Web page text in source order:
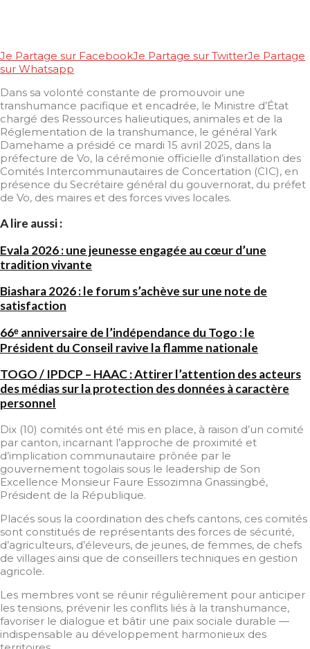
Je Partage sur FacebookJe Partage sur TwitterJe Partage
sur Whatsapp
Dans sa volonté constante de promouvoir une
transhumance pacifique et encadrée, le Ministre d’État
chargé des Ressources halieutiques, animales et de la
Réglementation de la transhumance, le général Yark
Damehame a présidé ce mardi 15 avril 2025, dans la
préfecture de Vo, la cérémonie officielle d’installation des
Comités Intercommunautaires de Concertation (CIC), en
présence du Secrétaire général du gouvernorat, du préfet
de Vo, des maires et des forces vives locales.
A lire aussi :
Evala 2026 : une jeunesse engagée au cœur d’une
tradition vivante
Biashara 2026 : le forum s’achève sur une note de
satisfaction
66ᵉ anniversaire de l’indépendance du Togo : le
Président du Conseil ravive la flamme nationale
TOGO / IPDCP – HAAC : Attirer l’attention des acteurs
des médias sur la protection des données à caractère
personnel
Dix (10) comités ont été mis en place, à raison d’un comité
par canton, incarnant l’approche de proximité et
d’implication communautaire prônée par le
gouvernement togolais sous le leadership de Son
Excellence Monsieur Faure Essozimna Gnassingbé,
Président de la République.
Placés sous la coordination des chefs cantons, ces comités
sont constitués de représentants des forces de sécurité,
d’agriculteurs, d’éleveurs, de jeunes, de femmes, de chefs
de villages ainsi que de conseillers techniques en gestion
agricole.
Les membres vont se réunir régulièrement pour anticiper
les tensions, prévenir les conflits liés à la transhumance,
favoriser le dialogue et bâtir une paix sociale durable —
indispensable au développement harmonieux des